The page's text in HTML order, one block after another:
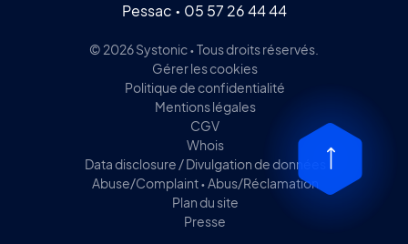
Pessac • 05 57 26 44 44
© 2026 Systonic • Tous droits réservés.
Gérer les cookies
Politique de confidentialité
Mentions légales
CGV
Whois
Data disclosure / Divulgation de données
Abuse/Complaint • Abus/Réclamation
Plan du site
Presse